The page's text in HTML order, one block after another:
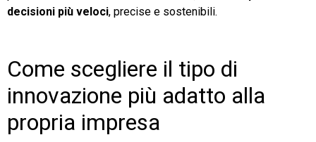
decisioni più veloci, precise e sostenibili.
Come scegliere il tipo di
innovazione più adatto alla
propria impresa